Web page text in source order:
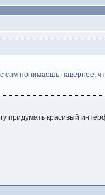
сам понимаешь наверное,
придумать красивый